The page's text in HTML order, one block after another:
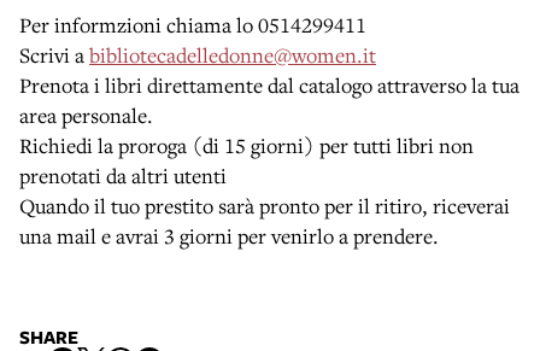
Per informzioni chiama lo 0514299411
Scrivi abibliotecadelledonne@women.it
Prenota i libri direttamente dal catalogo attraverso la tua
area personale.
Richiedi la proroga (di 15 giorni) per tutti libri non
prenotati da altri utenti
Quando il tuo prestito sarà pronto per il ritiro, riceverai
una mail e avrai 3 giorni per venirlo a prendere.
SHARE